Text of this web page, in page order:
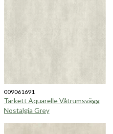
009061691
Tarkett Aquarelle Våtrumsvägg
Nostalgia Grey